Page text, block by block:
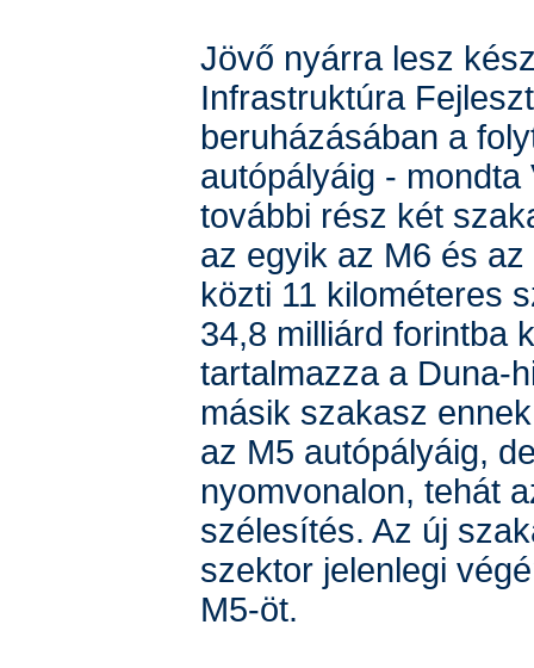
Jövő nyárra lesz
Infrastruktúra
beruházásában a
autópályáig - mondta
további rész két
az egyik az M6 és
közti 11 kilométeres
34,8 milliárd forintba
tartalmazza a Duna-
másik szakasz
az M5 autópályáig,
nyomvonalon, tehát
szélesítés. Az új
szektor jelenlegi
M5-öt.